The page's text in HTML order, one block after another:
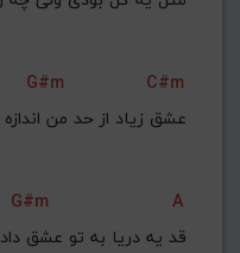
G#m
C#m
عشق زیاد از حد من
G#m
A
قد یه دریا به تو عشق